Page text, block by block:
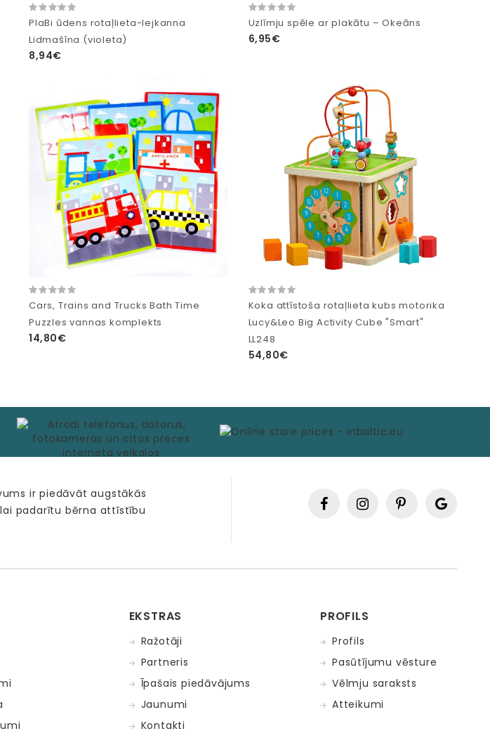
PlaBi ūdens rotaļlieta-lejkanna
Lidmašīna (violeta)
8,94€
Uzlīmju spēle ar plakātu – Okeāns
6,95€
Cars, Trains and Trucks Bath Time
Puzzles vannas komplekts
14,80€
Koka attīstoša rotaļlieta kubs motorika
Lucy&Leo Big Activity Cube "Smart"
LL248
54,80€
ir piedāvāt augstākās
padarītu bērna attīstību
EKSTRAS
Ražotāji
Partneris
Īpašais piedāvājums
Jaunumi
Kontakti
PROFILS
Profils
Pasūtījumu vēsture
Vēlmju saraksts
Atteikumi